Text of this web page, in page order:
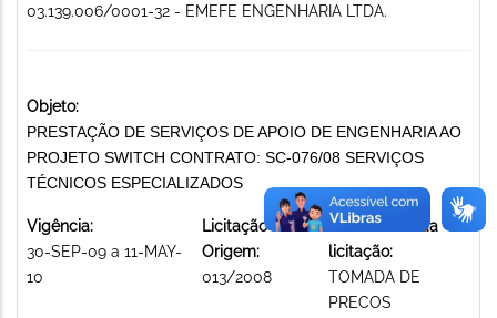
03.139.006/0001-32 - EMEFE ENGENHARIA LTDA.
Objeto:
PRESTAÇÃO DE SERVIÇOS DE APOIO DE ENGENHARIA AO
PROJETO SWITCH CONTRATO: SC-076/08 SERVIÇOS
TÉCNICOS ESPECIALIZADOS
Vigência:
30-SEP-09 a 11-MAY-
10
Licitação de
Origem:
013/2008
Modalidade da
licitação:
TOMADA DE
PRECOS